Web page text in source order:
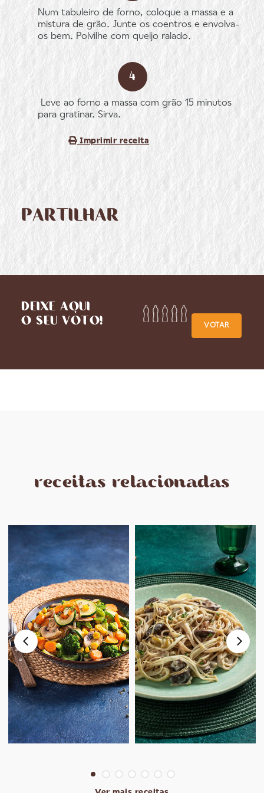
Num tabuleiro de forno, coloque a massa e a
mistura de grão. Junte os coentros e envolva-
os bem. Polvilhe com queijo ralado.
Leve ao forno a massa com grão 15 minutos
para gratinar. Sirva.
Imprimir receita
PARTILHAR
DEIXE AQUI
O SEU VOTO!
VOTAR
receitas relacionadas